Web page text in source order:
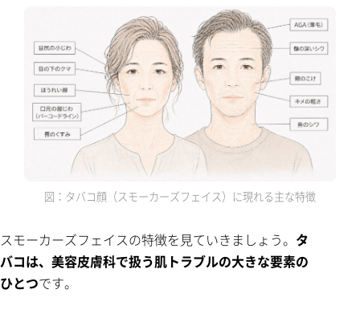
対策3:水素点滴で悪玉活性酸素を抑える
対策4:スキンケア・美容医療で肌をメンテナンスする
よくあるご質問
まとめ ─ 喫煙と肌老化の関係
参考資料・エビデンス
図：タバコ顔（スモーカーズフェイス）に現れる主な特徴
スモーカーズフェイスの特徴を見ていきましょう。 タ
バコは、美容皮膚科で扱う肌トラブルの大きな要素の
ひとつです。